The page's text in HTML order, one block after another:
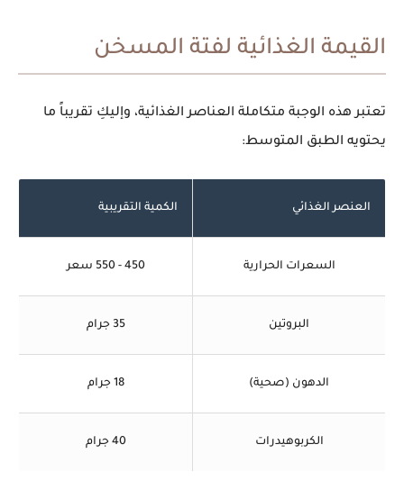
القيمة الغذائية لفتة المسخن
تعتبر هذه الوجبة متكاملة العناصر الغذائية، وإليكِ تقريباً ما
يحتويه الطبق المتوسط:
العنصر الغذائي الكمية التقريبية
السعرات الحرارية 450 - 550 سعر
البروتين 35 جرام
الدهون (صحية) 18 جرام
الكربوهيدرات 40 جرام